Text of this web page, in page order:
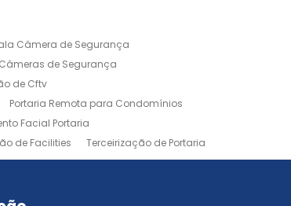
Câmera de Segurança
de Segurança
de Cftv
Portaria Remota para Condomínios
Facial Portaria
de Facilities
Terceirização de Portaria